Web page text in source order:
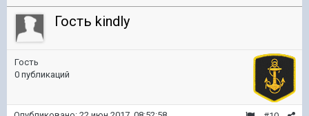
Гость kindly
Гость
0 публикаций